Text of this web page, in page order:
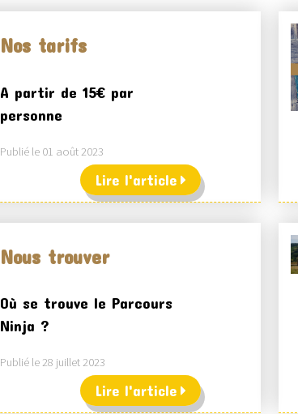
Nos tarifs
A partir de 15€ par
personne
Publié le 01 août 2023
Lire l'article
Nous trouver
Où se trouve le Parcours
Ninja ?
Publié le 28 juillet 2023
Lire l'article